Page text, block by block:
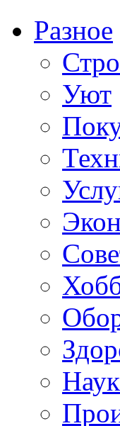
Разное
Уют